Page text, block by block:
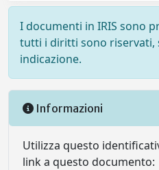
I documenti in IRIS sono
tutti i diritti sono riservati,
indicazione.
Informazioni
Utilizza questo
link a questo documento: